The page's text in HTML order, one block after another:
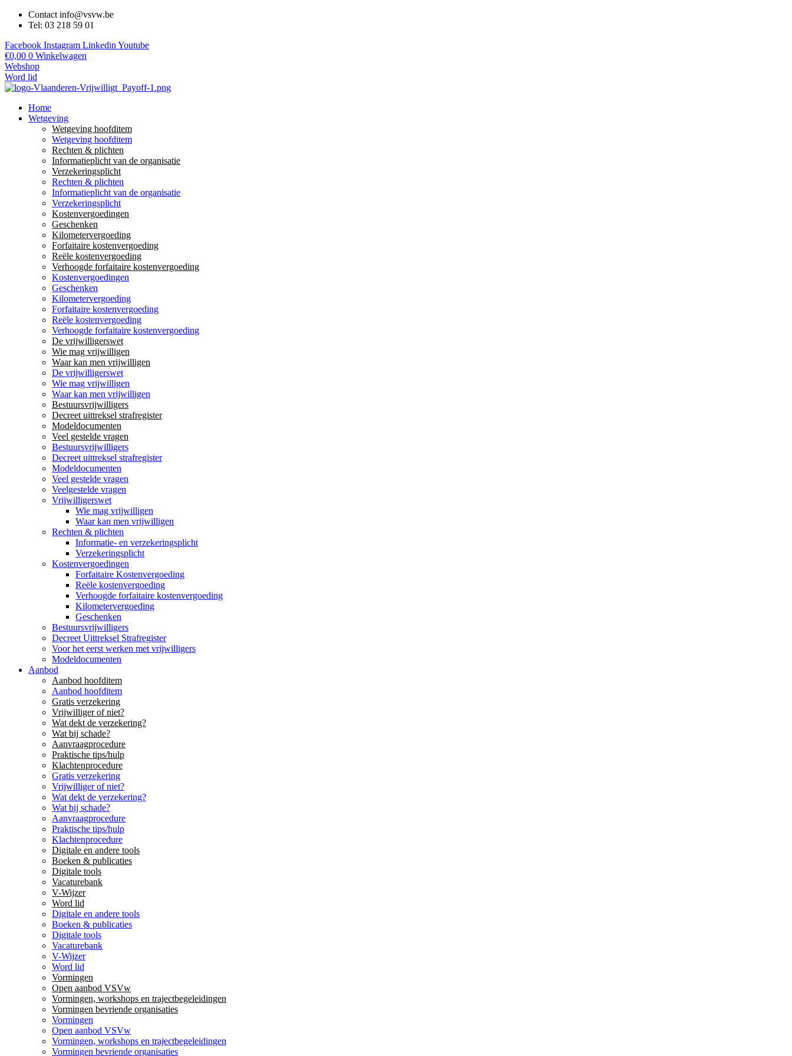
Contact info@vsvw.be
Tel: 03 218 59 01
Facebook Instagram Linkedin Youtube
€0,00 0 Winkelwagen
Webshop
Word lid
Home
Wetgeving
Wetgeving hoofditem
Wetgeving hoofditem
Rechten & plichten
Informatieplicht van de organisatie
Verzekeringsplicht
Rechten & plichten
Informatieplicht van de organisatie
Verzekeringsplicht
Kostenvergoedingen
Geschenken
Kilometervergoeding
Forfaitaire kostenvergoeding
Reële kostenvergoeding
Verhoogde forfaitaire kostenvergoeding
Kostenvergoedingen
Geschenken
Kilometervergoeding
Forfaitaire kostenvergoeding
Reële kostenvergoeding
Verhoogde forfaitaire kostenvergoeding
De vrijwilligerswet
Wie mag vrijwilligen
Waar kan men vrijwilligen
De vrijwilligerswet
Wie mag vrijwilligen
Waar kan men vrijwilligen
Bestuursvrijwilligers
Decreet uittreksel strafregister
Modeldocumenten
Veel gestelde vragen
Bestuursvrijwilligers
Decreet uittreksel strafregister
Modeldocumenten
Veel gestelde vragen
Veelgestelde vragen
Vrijwilligerswet
Wie mag vrijwilligen
Waar kan men vrijwilligen
Rechten & plichten
Informatie- en verzekeringsplicht
Verzekeringsplicht
Kostenvergoedingen
Forfaitaire Kostenvergoeding
Reële kostenvergoeding
Verhoogde forfaitaire kostenvergoeding
Kilometervergoeding
Geschenken
Bestuursvrijwilligers
Decreet Uittreksel Strafregister
Voor het eerst werken met vrijwilligers
Modeldocumenten
Aanbod
Aanbod hoofditem
Aanbod hoofditem
Gratis verzekering
Vrijwilliger of niet?
Wat dekt de verzekering?
Wat bij schade?
Aanvraagprocedure
Praktische tips/hulp
Klachtenprocedure
Gratis verzekering
Vrijwilliger of niet?
Wat dekt de verzekering?
Wat bij schade?
Aanvraagprocedure
Praktische tips/hulp
Klachtenprocedure
Digitale en andere tools
Boeken & publicaties
Digitale tools
Vacaturebank
V-Wijzer
Word lid
Digitale en andere tools
Boeken & publicaties
Digitale tools
Vacaturebank
V-Wijzer
Word lid
Vormingen
Open aanbod VSVw
Vormingen, workshops en trajectbegeleidingen
Vormingen bevriende organisaties
Vormingen
Open aanbod VSVw
Vormingen, workshops en trajectbegeleidingen
Vormingen bevriende organisaties